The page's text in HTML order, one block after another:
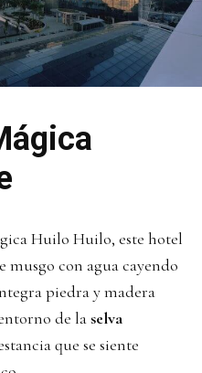
Huilo Huilo, este hotel
con agua cayendo
piedra y madera
de laselva
que se siente